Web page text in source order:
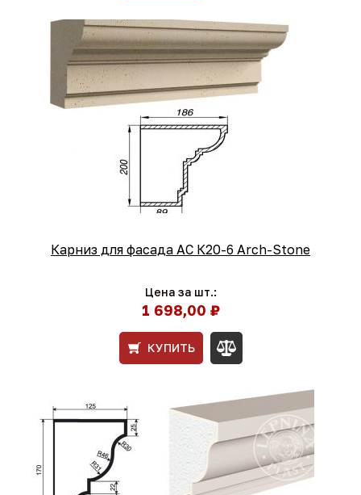
Карниз для фасада АС К20-6 Arch-Stone
Цена за шт.:
1 698,00 ₽
КУПИТЬ